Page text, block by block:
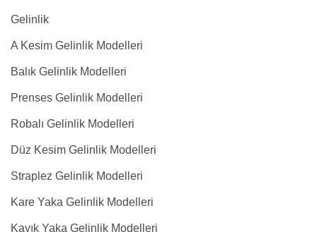
Gelinlik
A Kesim Gelinlik Modelleri
Balık Gelinlik Modelleri
Prenses Gelinlik Modelleri
Robalı Gelinlik Modelleri
Düz Kesim Gelinlik Modelleri
Straplez Gelinlik Modelleri
Kare Yaka Gelinlik Modelleri
Kayık Yaka Gelinlik Modelleri